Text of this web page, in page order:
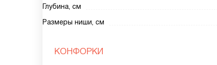
Глубина, см
Размеры ниши, см
КОНФОРКИ